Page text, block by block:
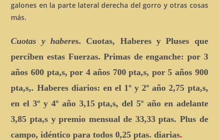
galones en la parte lateral derecha del gorro y otras cosas
más.
Cuotas y haberes. Cuotas, Haberes y Pluses que
perciben estas Fuerzas. Primas de enganche: por 3
años 600 pta,s, por 4 años 700 pta,s, por 5 años 900
pta,s,. Haberes diarios: en el 1º y 2º año 2,75 pta,s,
en el 3º y 4º año 3,15 pta,s, del 5º año en adelante
3,85 pta,s y premio mensual de 33,33 ptas. Plus de
campo, idéntico para todos 0,25 ptas. diarias.